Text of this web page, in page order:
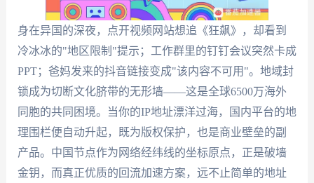
身在异国的深夜，点开视频网站想追《狂飙》，却看到
冷冰冰的"地区限制"提示；工作群里的钉钉会议突然卡成
PPT；爸妈发来的抖音链接变成"该内容不可用"。地域封
锁成为切断文化脐带的无形墙——这是全球6500万海外
同胞的共同困境。当你的IP地址漂洋过海，国内平台的地
理围栏便自动升起，既为版权保护，也是商业壁垒的副
产品。中国节点作为网络经纬线的坐标原点，正是破墙
金钥，而真正优质的回流加速方案，远不止简单的地址